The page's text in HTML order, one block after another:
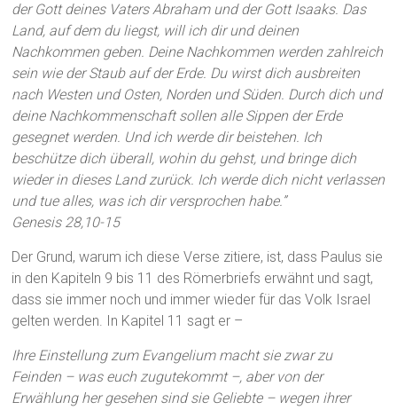
der Gott deines Vaters Abraham und der Gott Isaaks. Das
Land, auf dem du liegst, will ich dir und deinen
Nachkommen geben. Deine Nachkommen werden zahlreich
sein wie der Staub auf der Erde. Du wirst dich ausbreiten
nach Westen und Osten, Norden und Süden. Durch dich und
deine Nachkommenschaft sollen alle Sippen der Erde
gesegnet werden. Und ich werde dir beistehen. Ich
beschütze dich überall, wohin du gehst, und bringe dich
wieder in dieses Land zurück. Ich werde dich nicht verlassen
und tue alles, was ich dir versprochen habe.”
Genesis 28,10-15
Der Grund, warum ich diese Verse zitiere, ist, dass Paulus sie
in den Kapiteln 9 bis 11 des Römerbriefs erwähnt und sagt,
dass sie immer noch und immer wieder für das Volk Israel
gelten werden. In Kapitel 11 sagt er –
Ihre Einstellung zum Evangelium macht sie zwar zu
Feinden – was euch zugutekommt –, aber von der
Erwählung her gesehen sind sie Geliebte – wegen ihrer